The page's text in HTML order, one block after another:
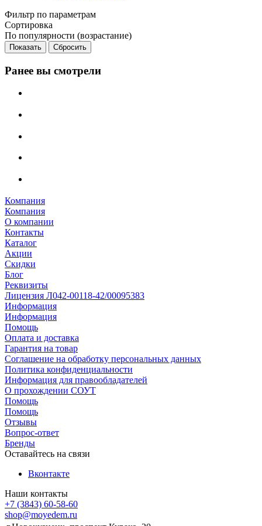
Фильтр по параметрам
Сортировка
По популярности (возрастание)
Сбросить
Ранее вы смотрели
Компания
Компания
О компании
Контакты
Каталог
Акции
Скидки
Блог
Реквизиты
Лицензия Л042-00118-42/00095383
Информация
Информация
Помощь
Оплата и доставка
Гарантия на товар
Соглашение на обработку персональных данных
Политика конфиденциальности
Информация для правообладателей
О прохождении СОУТ
Помощь
Помощь
Отзывы
Вопрос-ответ
Бренды
Оставайтесь на связи
Вконтакте
Наши контакты
+7 (3843) 60-58-60
shop@moyedem.ru